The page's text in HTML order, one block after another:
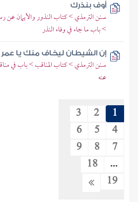
أوف بنذرك
سنن الترمذي > كتاب النذور والأيمان عن
> باب ما جاء في وفاء النذر
إن الشيطان ليخاف منك يا عمر
سنن الترمذي > كتاب المناقب > باب في
عنه
1
2
3
4
5
6
7
8
9
...
18
19